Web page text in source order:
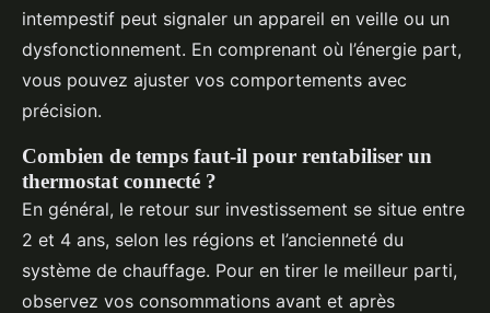
intempestif peut signaler un appareil en veille ou un
dysfonctionnement. En comprenant où l’énergie part,
vous pouvez ajuster vos comportements avec
précision.
Combien de temps faut-il pour rentabiliser un
thermostat connecté ?
En général, le retour sur investissement se situe entre
2 et 4 ans, selon les régions et l’ancienneté du
système de chauffage. Pour en tirer le meilleur parti,
observez vos consommations avant et après